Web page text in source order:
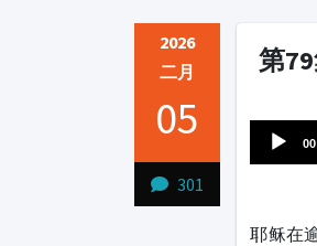
2026
二月
05
301
第
Player
耶稣在